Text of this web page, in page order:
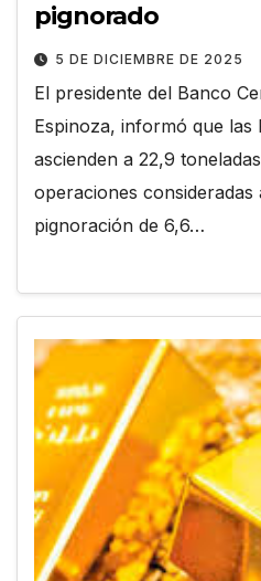
pignorado
5 DE DICIEMBRE DE 2025
El presidente del Banco
Espinoza, informó que las
ascienden a 22,9
operaciones consideradas
pignoración de 6,6…